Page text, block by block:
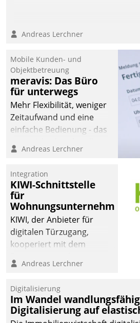
Andreas Lerchner
Mobile Kunden- und
Objektbetreuung
meravis: Das Büro
für unterwegs
Mehr Flexibilität, weniger
Zeitaufwand und eine
einfache Bedienung - das
Cockpit für mobile
Datatrain. Die meravis
Wohnungsbau- und
Immobilien GmbH hat
sich dabei für den Betrieb
der Lösung über die SAP
Cloud Platform
Unternehmen am
Andreas Lerchner
Integration
KIWI-Schnittstelle
für
Wohnungsunternehmen
KIWI, der Anbieter für
digitalen Türzugang,
kooperiert mit dem
Softwareentwicklungshaus
Andreas Lerchner
Digitalisierung
Im Wandel
Digitalisierung auf